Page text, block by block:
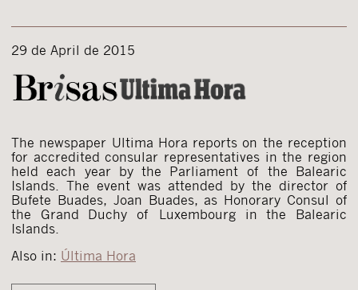
29 de April de 2015
The newspaper Ultima Hora reports on the reception
for accredited consular representatives in the region
held each year by the Parliament of the Balearic
Islands. The event was attended by the director of
Bufete Buades, Joan Buades, as Honorary Consul of
the Grand Duchy of Luxembourg in the Balearic
Islands.
Also in: Última Hora